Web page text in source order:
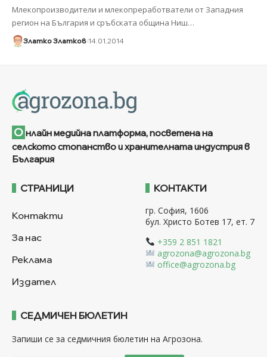
Млекопроизводители и млекопреработватели от Западния
регион на България и сръбската община Ниш…
Златко Златков 14.01.2014
О нлайн медийна платформа, посветена на
селското стопанство и хранителната индустрия в
България
СТРАНИЦИ
Контакти
За нас
Реклама
Издател
КОНТАКТИ
гр. София, 1606
бул. Христо Ботев 17, ет. 7
+359 2 851 1821
agrozona@agrozona.bg
office@agrozona.bg
СЕДМИЧЕН БЮЛЕТИН
Запиши се за седмичния бюлетин на Агрозона.